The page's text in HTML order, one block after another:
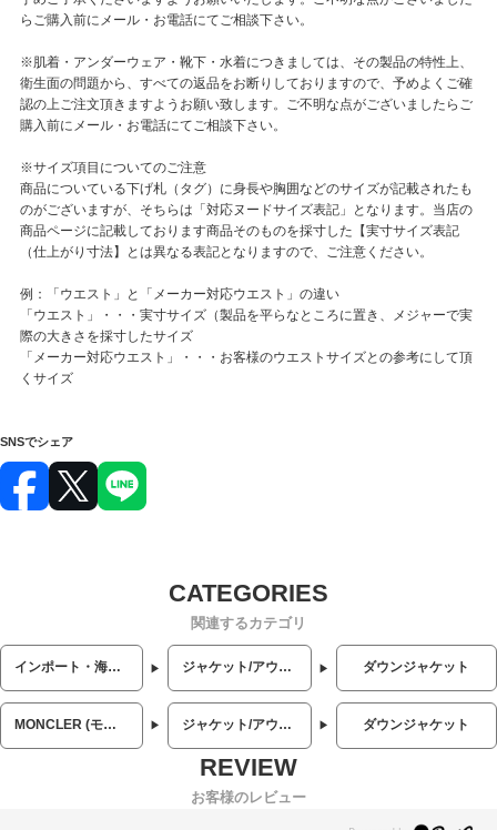
らご購入前にメール・お電話にてご相談下さい。
※肌着・アンダーウェア・靴下・水着につきましては、その製品の特性上、
衛生面の問題から、すべての返品をお断りしておりますので、予めよくご確
認の上ご注文頂きますようお願い致します。ご不明な点がございましたらご
購入前にメール・お電話にてご相談下さい。
※サイズ項目についてのご注意
商品についている下げ札（タグ）に身長や胸囲などのサイズが記載されたも
のがございますが、そちらは「対応ヌードサイズ表記」となります。当店の
商品ページに記載しております商品そのものを採寸した【実寸サイズ表記
（仕上がり寸法】とは異なる表記となりますので、ご注意ください。
例：「ウエスト」と「メーカー対応ウエスト」の違い
「ウエスト」・・・実寸サイズ（製品を平らなところに置き、メジャーで実
際の大きさを採寸したサイズ
「メーカー対応ウエスト」・・・お客様のウエストサイズとの参考にして頂
くサイズ
SNSでシェア
関連するカテゴリ
インポート・海外人気ブランド ジャケット/アウター ダウンジャケット
MONCLER (モンクレール) ジャケット/アウター ダウンジャケット
お客様のレビュー